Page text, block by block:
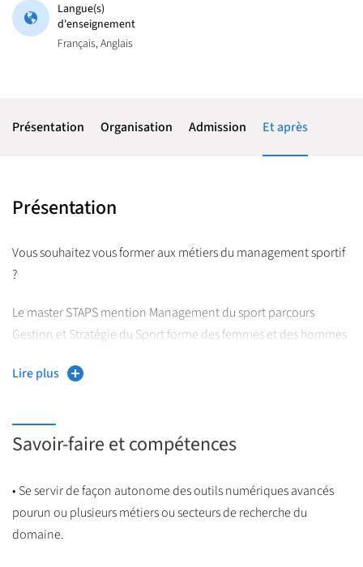
Langue(s)
d'enseignement
Français, Anglais
Présentation Organisation Admission Et après
Présentation
Vous souhaitez vous former aux métiers du management sportif
?
Le master STAPS mention Management du sport parcours
Gestion et Stratégie du Sport forme des femmes et des hommes
professionnels ont une connaissance fine de leur domaine
de management, d’administration, de gestion, de marketing ou
de communication liés au monde du sport et des loisirs.
Cette formation propose une vision large, dynamique et
épistémologique des connaissances récentes dans le domaine
des sciences sociales et de gestion appliquées au management
Lire plus
Savoir-faire et compétences
• Se servir de façon autonome des outils numériques avancés
pourun ou plusieurs métiers ou secteurs de recherche du
domaine.